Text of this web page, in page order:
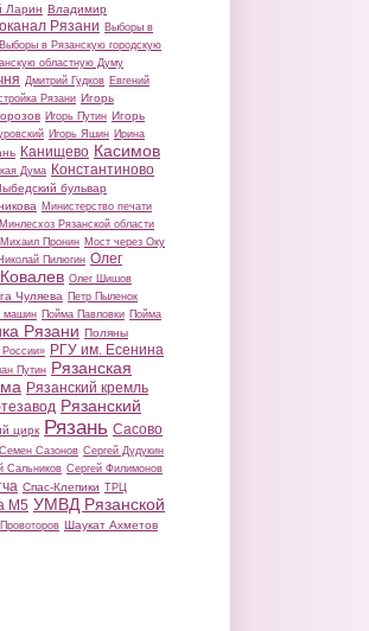
Ларин Владимир
Рязани Выборы в
Выборы в Рязанскую городскую
областную Думу
Дмитрий Гудков Евгений
Рязани Игорь
Игорь Путин Игорь
Игорь Яшин Ирина
Канищево Касимов
Дума Константиново
бульвар
Министерство печати
Минлесхоз Рязанской области
Михаил Пронин Мост через Оку
Пилюгин Олег
Олег Шишов
Чуляева Петр Пыленок
машин Пойма Павловки Пойма
Рязани Поляны
России» РГУ им. Есенина
Путин Рязанская
Рязанский кремль
Рязанский
цирк Рязань Сасово
Семен Сазонов Сергей Дудукин
Сальников Сергей Филимонов
Спас-Клепики ТРЦ
М5 УМВД Рязанской
Шаукат Ахметов